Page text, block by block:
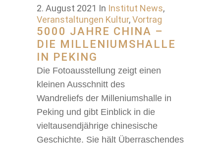
2. August 2021 In Institut News,
Veranstaltungen Kultur,Vortrag
5000 JAHRE CHINA –
DIE MILLENIUMSHALLE
IN PEKING
Die Fotoausstellung zeigt einen
kleinen Ausschnitt des
Wandreliefs der Milleniumshalle in
Peking und gibt Einblick in die
vieltausendjährige chinesische
Geschichte. Sie hält Überraschendes